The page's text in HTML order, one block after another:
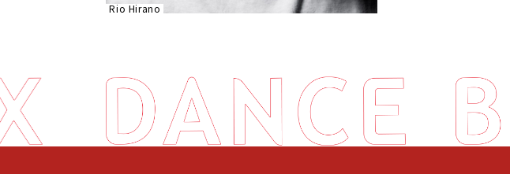
Rio Hirano